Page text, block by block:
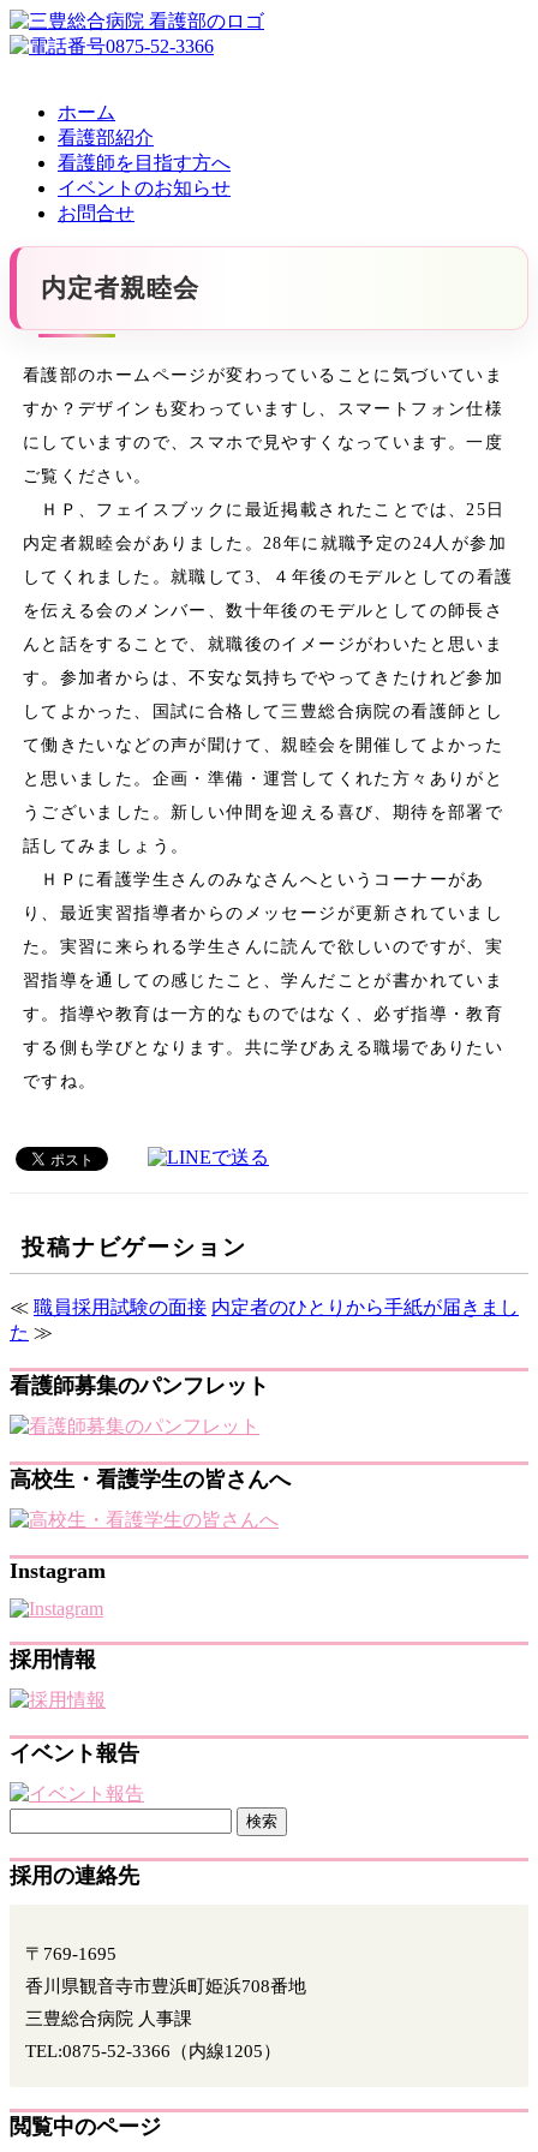
ホーム
看護部紹介
看護師を目指す方へ
イベントのお知らせ
お問合せ
内定者親睦会
看護部のホームページが変わっていることに気づいていま
すか？デザインも変わっていますし、スマートフォン仕様
にしていますので、スマホで見やすくなっています。一度
ご覧ください。
ＨＰ、フェイスブックに最近掲載されたことでは、25日
内定者親睦会がありました。28年に就職予定の24人が参加
してくれました。就職して3、４年後のモデルとしての看護
を伝える会のメンバー、数十年後のモデルとしての師長さ
んと話をすることで、就職後のイメージがわいたと思いま
す。参加者からは、不安な気持ちでやってきたけれど参加
してよかった、国試に合格して三豊総合病院の看護師とし
て働きたいなどの声が聞けて、親睦会を開催してよかった
と思いました。企画・準備・運営してくれた方々ありがと
うございました。新しい仲間を迎える喜び、期待を部署で
話してみましょう。
ＨＰに看護学生さんのみなさんへというコーナーがあ
り、最近実習指導者からのメッセージが更新されていまし
た。実習に来られる学生さんに読んで欲しいのですが、実
習指導を通しての感じたこと、学んだことが書かれていま
す。指導や教育は一方的なものではなく、必ず指導・教育
する側も学びとなります。共に学びあえる職場でありたい
ですね。
投稿ナビゲーション
≪ 職員採用試験の面接 内定者のひとりから手紙が届きまし
た ≫
看護師募集のパンフレット
高校生・看護学生の皆さんへ
Instagram
採用情報
イベント報告
採用の連絡先
〒769-1695
香川県観音寺市豊浜町姫浜708番地
三豊総合病院 人事課
TEL:0875-52-3366（内線1205）
閲覧中のページ